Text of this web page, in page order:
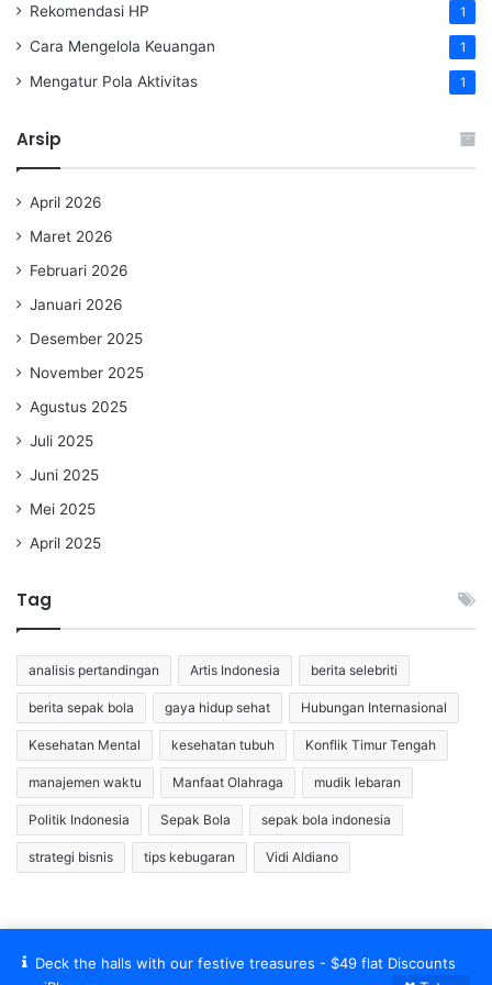
Deck the halls with our festive treasures - $49 flat Discounts
Rekomendasi HP 1
Cara Mengelola Keuangan 1
Mengatur Pola Aktivitas 1
Arsip
April 2026
Maret 2026
Februari 2026
Januari 2026
Desember 2025
November 2025
Agustus 2025
Juli 2025
Juni 2025
Mei 2025
April 2025
Tag
analisis pertandingan Artis Indonesia berita selebriti
berita sepak bola gaya hidup sehat Hubungan Internasional
Kesehatan Mental kesehatan tubuh Konflik Timur Tengah
manajemen waktu Manfaat Olahraga mudik lebaran
Politik Indonesia Sepak Bola sepak bola indonesia
strategi bisnis tips kebugaran Vidi Aldiano